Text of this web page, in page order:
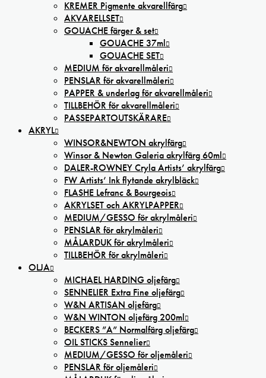
KREMER Pigmente akvarellfärg
AKVARELLSET
GOUACHE färger & set
GOUACHE 37ml
GOUACHE SET
MEDIUM för akvarellmåleri
PENSLAR för akvarellmåleri
PAPPER & underlag för akvarellmåleri
TILLBEHÖR för akvarellmåleri
PASSEPARTOUTSKÄRARE
AKRYL
WINSOR&NEWTON akrylfärg
Winsor & Newton Galeria akrylfärg 60ml
DALER-ROWNEY Cryla Artists’ akrylfärg
FW Artists’ Ink flytande akrylbläck
FLASHE Lefranc & Bourgeois
AKRYLSET och AKRYLPAPPER
MEDIUM/GESSO för akrylmåleri
PENSLAR för akrylmåleri
MÅLARDUK för akrylmåleri
TILLBEHÖR för akrylmåleri
OLJA
MICHAEL HARDING oljefärg
SENNELIER Extra Fine oljefärg
W&N ARTISAN oljefärg
W&N WINTON oljefärg 200ml
BECKERS ”A” Normalfärg oljefärg
OIL STICKS Sennelier
MEDIUM/GESSO för oljemåleri
PENSLAR för oljemåleri